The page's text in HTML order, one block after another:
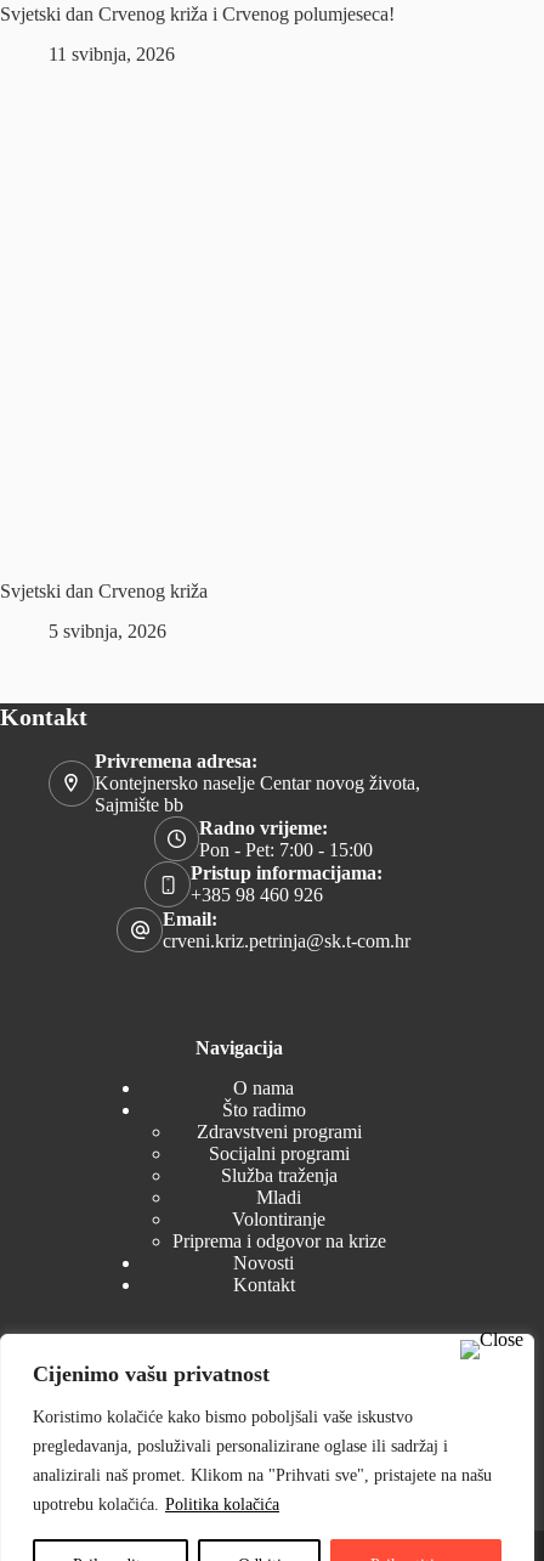
Cijenimo vašu privatnost
Koristimo kolačiće kako bismo poboljšali vaše iskustvo
pregledavanja, posluživali personalizirane oglase ili sadržaj i
analizirali naš promet. Klikom na "Prihvati sve", pristajete na našu
upotrebu kolačića. Politika kolačića
Svjetski dan Crvenog križa i Crvenog polumjeseca!
11 svibnja, 2026
Svjetski dan Crvenog križa
5 svibnja, 2026
Kontakt
Privremena adresa:
Kontejnersko naselje Centar novog života,
Sajmište bb
Radno vrijeme:
Pon - Pet: 7:00 - 15:00
Pristup informacijama:
+385 98 460 926
Email:
crveni.kriz.petrinja@sk.t-com.hr
Navigacija
O nama
Što radimo
Zdravstveni programi
Socijalni programi
Služba traženja
Mladi
Volontiranje
Priprema i odgovor na krize
Novosti
Kontakt
Zakonski akti
Tijela GDCK Petrinja
Izvješća i planovi
Nabava
Pristup informacijama
© 2025 Gradsko društvo Crvenog križa Petrinja ⎟ Web dizajn